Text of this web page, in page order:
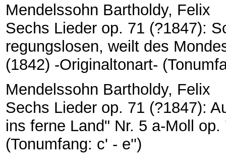
Mendelssohn Bartholdy, Felix
Sechs Lieder op. 71 (?1847):
regungslosen, weilt des
(1842) -Originaltonart-
Mendelssohn Bartholdy, Felix
Sechs Lieder op. 71 (?1847):
ins ferne Land" Nr. 5 a-Moll
(Tonumfang: c' - e'')